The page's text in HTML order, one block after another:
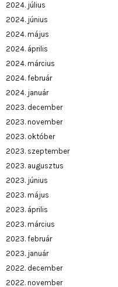
2024. július
2024. június
2024. május
2024. április
2024. március
2024. február
2024. január
2023. december
2023. november
2023. október
2023. szeptember
2023. augusztus
2023. június
2023. május
2023. április
2023. március
2023. február
2023. január
2022. december
2022. november